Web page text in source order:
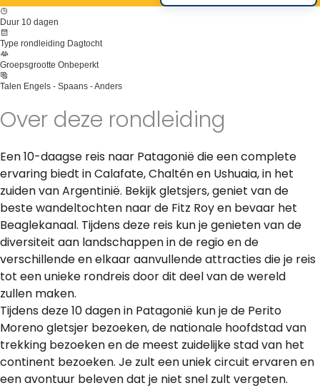
Duur 10 dagen
Type rondleiding Dagtocht
Groepsgrootte Onbeperkt
Talen Engels - Spaans - Anders
Over deze rondleiding
Een 10-daagse reis naar Patagonië die een complete
ervaring biedt in Calafate, Chaltén en Ushuaia, in het
zuiden van Argentinië. Bekijk gletsjers, geniet van de
beste wandeltochten naar de Fitz Roy en bevaar het
Beaglekanaal. Tijdens deze reis kun je genieten van de
diversiteit aan landschappen in de regio en de
verschillende en elkaar aanvullende attracties die je reis
tot een unieke rondreis door dit deel van de wereld
zullen maken.
Tijdens deze 10 dagen in Patagonië kun je de Perito
Moreno gletsjer bezoeken, de nationale hoofdstad van
trekking bezoeken en de meest zuidelijke stad van het
continent bezoeken. Je zult een uniek circuit ervaren en
een avontuur beleven dat je niet snel zult vergeten.